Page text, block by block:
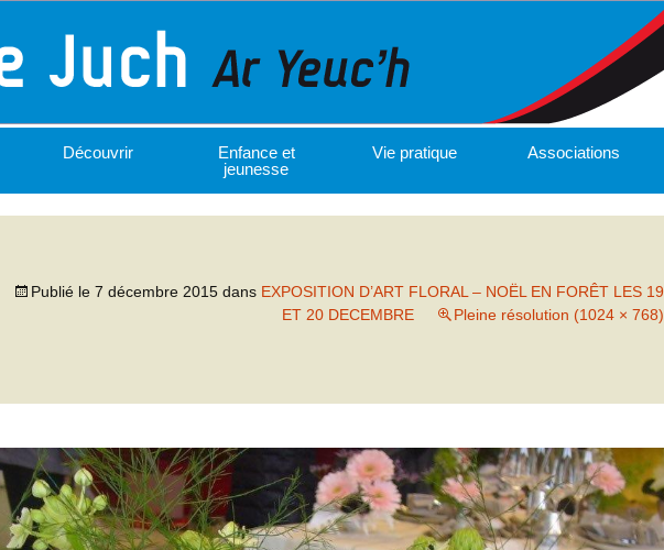
Découvrir
Enfance et
jeunesse
Vie pratique Associations
Publié le 7 décembre 2015 dans EXPOSITION D’ART FLORAL – NOËL EN FORÊT LES 19
ET 20 DECEMBRE
Pleine résolution (1024 × 768)